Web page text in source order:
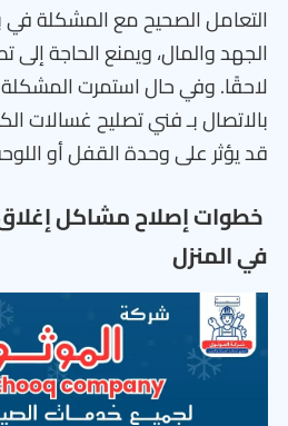
التعامل الصحيح مع المشكلة في
الجهد والمال، ويمنع الحاجة إلى
لاحقًا. وفي حال استمرت
بالاتصال بـ فني تصليح غسالات
قد يؤثر على وحدة القفل أو
خطوات إصلاح مشاكل
في المنزل